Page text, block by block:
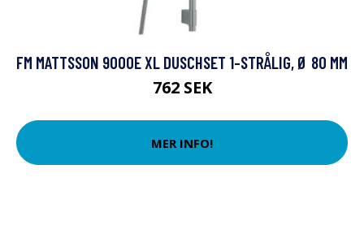
FM MATTSSON 9000E XL DUSCHSET 1-STRÅLIG, Ø 80 MM
762 SEK
MER INFO!